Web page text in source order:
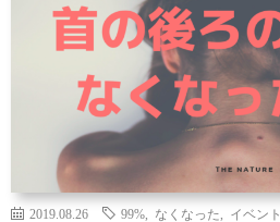
2019.08.26 99% なくなった イベント